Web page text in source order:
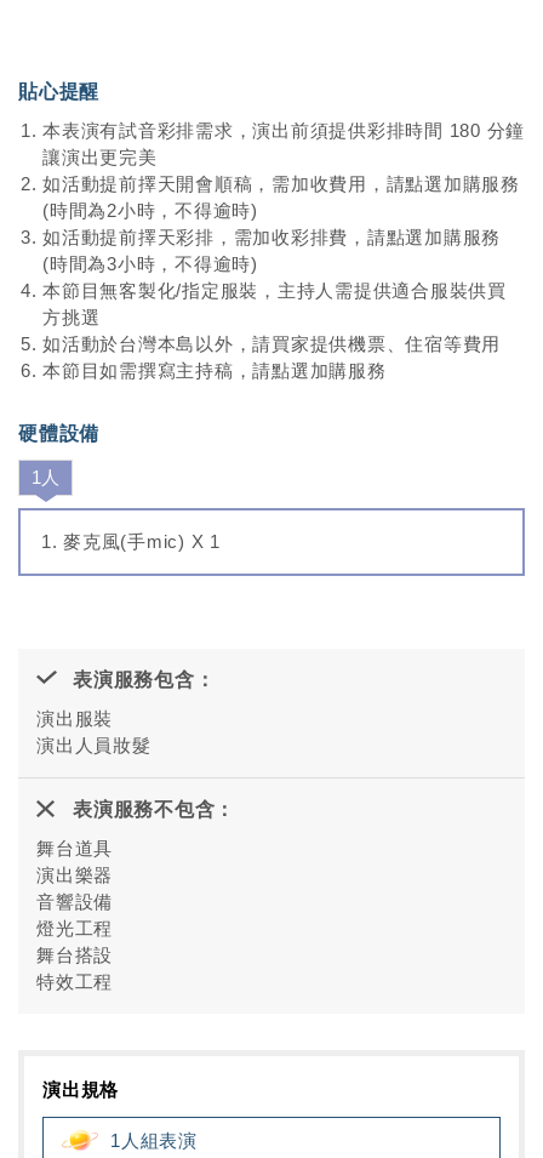
貼心提醒
本表演有試音彩排需求，演出前須提供彩排時間 180 分鐘
讓演出更完美
如活動提前擇天開會順稿，需加收費用，請點選加購服務
(時間為2小時，不得逾時)
如活動提前擇天彩排，需加收彩排費，請點選加購服務
(時間為3小時，不得逾時)
本節目無客製化/指定服裝，主持人需提供適合服裝供買
方挑選
如活動於台灣本島以外，請買家提供機票、住宿等費用
本節目如需撰寫主持稿，請點選加購服務
硬體設備
1人
麥克風(手mic) X 1
表演服務包含：
演出服裝
演出人員妝髮
表演服務不包含：
舞台道具
演出樂器
音響設備
燈光工程
舞台搭設
特效工程
演出規格
1人組表演